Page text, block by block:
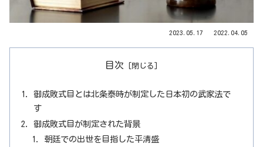
2023.05.17 2022.04.05
目次
御成敗式目とは北条泰時が制定した日本初の武家法で
す
御成敗式目が制定された背景
朝廷での出世を目指した平清盛